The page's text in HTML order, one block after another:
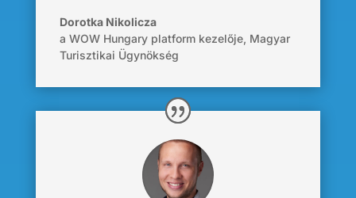
Dorotka Nikolicza
a WOW Hungary platform kezelője, Magyar
Turisztikai Ügynökség